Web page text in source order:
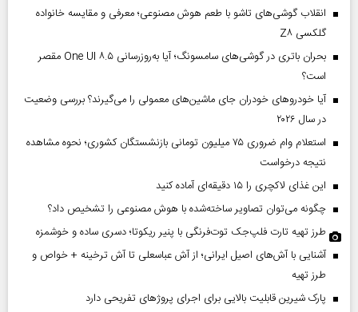
انقلاب گوشی‌های تاشو‌ با طعم هوش مصنوعی؛ معرفی و مقایسه خانواده
گلکسی Z۸
بحران باتری در گوشی‌های سامسونگ؛ آیا به‌روزرسانی One UI ۸.۵ مقصر
است؟
آیا خودروهای خودران جای ماشین‌های معمولی را می‌گیرند؟ بررسی وضعیت
در سال ۲۰۲۶
استعلام وام ضروری ۷۵ میلیون تومانی بازنشستگان کشوری؛ نحوه مشاهده
نتیجه درخواست
این غذای لاکچری را ۱۵ دقیقه‌ای آماده کنید
چگونه می‌توان تصاویر ساخته‌شده با هوش مصنوعی را تشخیص داد؟
طرز تهیه تارت فلپ‌جک توت‌فرنگی با پنیر ریکوتا؛ دسری ساده و خوشمزه
آشنایی با آش‌های اصیل ایرانی؛ از آش عباسعلی تا آش ترخینه + خواص و
طرز تهیه
پارک شیرین قابلیت‌ بالایی برای اجرای پروژهای تفریحی دارد